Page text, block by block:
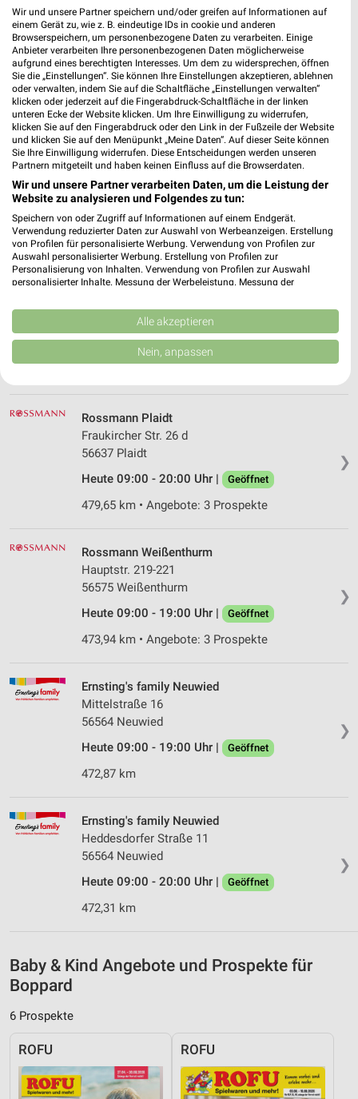
Ernsting's family Kastellaun
Johann-Sebastian-Bach-Straße 24
56288 Kastellaun
Heute 09:00 - 20:00 Uhr | Geöffnet
496,35 km
Rossmann Treis-Karden
Am Laach 5
56253 Treis-Karden
498,06 km • Angebote: 3 Prospekte
❯
Ernsting's family Bendorf
56170 Bendorf
Heute 09:00 - 20:00 Uhr |
❯
Rossmann Plaidt
Fraukircher Str. 26 d
56637 Plaidt
Heute 09:00 - 20:00 Uhr |
Geöffnet
479,65 km • Angebote: 3 Prospekte
❯
Rossmann Weißenthurm
Hauptstr. 219-221
56575 Weißenthurm
Heute 09:00 - 19:00 Uhr |
Geöffnet
473,94 km • Angebote: 3 Prospekte
❯
Ernsting's family Neuwied
Mittelstraße 16
56564 Neuwied
Heute 09:00 - 19:00 Uhr |
Geöffnet
472,87 km
❯
Ernsting's family Neuwied
Heddesdorfer Straße 11
56564 Neuwied
Heute 09:00 - 20:00 Uhr |
Geöffnet
472,31 km
Baby & Kind Angebote und Prospekte für
Boppard
6 Prospekte
ROFU ROFU
Wir und unsere Partner speichern und/oder greifen auf Informationen auf
einem Gerät zu, wie z. B. eindeutige IDs in cookie und anderen
Browserspeichern, um personenbezogene Daten zu verarbeiten. Einige
Anbieter verarbeiten Ihre personenbezogenen Daten möglicherweise
aufgrund eines berechtigten Interesses. Um dem zu widersprechen, öffnen
Sie die „Einstellungen“. Sie können Ihre Einstellungen akzeptieren, ablehnen
oder verwalten, indem Sie auf die Schaltfläche „Einstellungen verwalten“
klicken oder jederzeit auf die Fingerabdruck-Schaltfläche in der linken
unteren Ecke der Website klicken. Um Ihre Einwilligung zu widerrufen,
klicken Sie auf den Fingerabdruck oder den Link in der Fußzeile der Website
und klicken Sie auf den Menüpunkt „Meine Daten“. Auf dieser Seite können
Sie Ihre Einwilligung widerrufen. Diese Entscheidungen werden unseren
Partnern mitgeteilt und haben keinen Einfluss auf die Browserdaten.
Wir und unsere Partner verarbeiten Daten, um die Leistung der
Website zu analysieren und Folgendes zu tun:
Speichern von oder Zugriff auf Informationen auf einem Endgerät.
Verwendung reduzierter Daten zur Auswahl von Werbeanzeigen. Erstellung
von Profilen für personalisierte Werbung. Verwendung von Profilen zur
Auswahl personalisierter Werbung. Erstellung von Profilen zur
Personalisierung von Inhalten. Verwendung von Profilen zur Auswahl
personalisierter Inhalte. Messung der Werbeleistung. Messung der
Kombinationen von Daten aus verschiedenen Quellen. Entwicklung und
Verbesserung der Angebote. Verwendung reduzierter Daten zur Auswahl
von Inhalten.
Daten können außerhalb der Europäischen Union weitergegeben und in die
USA gesendet werden.
Website/App.
Partnerliste anzeigen (1 IAB-Anbieter)
Wir nutzen Ihre Daten für folgende Zwecke:
IAB-Verarbeitungszwecke:
Speichern von oder Zugriff auf Informationen
Erstellung von Profilen für personalisierte
Verwendung von Profilen zur Auswahl
Verwendung von Profilen zur Auswahl
personalisierter Inhalte
Messung der Werbeleistung
Analyse von Zielgruppen durch Statistiken oder
Kombinationen von Daten aus verschiedenen
Entwicklung und Verbesserung der Angebote
Verwendung reduzierter Daten zur Auswahl von
Verwendung genauer Standortdaten
Geräte anhand von aktiv angeforderten
Informationen identifizieren
Nicht-IAB-Verarbeitungszwecke:
Notwendig
Alle akzeptieren
Nein, anpassen